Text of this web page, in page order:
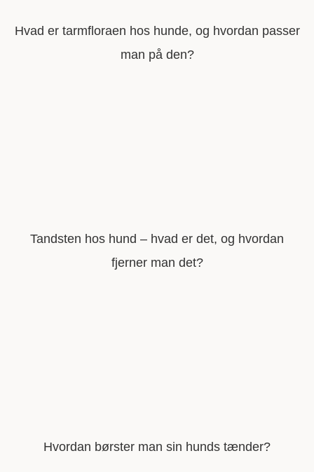
Hvad er tarmfloraen hos hunde, og hvordan passer
man på den?
Tandsten hos hund – hvad er det, og hvordan
fjerner man det?
Hvordan børster man sin hunds tænder?